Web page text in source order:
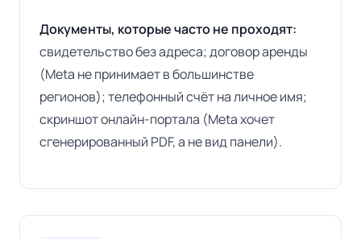
Документы, которые часто не проходят:
свидетельство без адреса; договор аренды
(Meta не принимает в большинстве
регионов); телефонный счёт на личное имя;
скриншот онлайн-портала (Meta хочет
сгенерированный PDF, а не вид панели).